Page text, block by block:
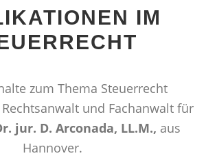
IM
zum Thema Steuerrecht
und Fachanwalt für
jur. D. Arconada, LL.M., aus
Hannover.